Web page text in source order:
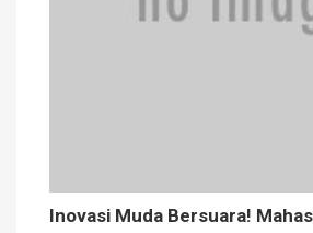
Inovasi Muda Bersuara!